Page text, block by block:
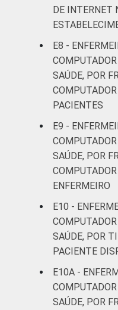
LOCALIZAÇÃO
Fonte: Núcleo
do Ponto BR.
das
comunicação
saúde
DE INTERNET
E8 -
SAÚDE, POR
PACIENTES
E9 -
SAÚDE, POR
ENFERMEIRO
E10 -
SAÚDE, POR
PACIENTE
E10A -
SAÚDE, POR